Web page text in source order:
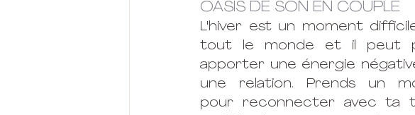
OASIS DE SON EN COUPLE
L'hiver est un moment
tout le monde et il peut
apporter une énergie
une relation. Prends un
pour reconnecter avec ta